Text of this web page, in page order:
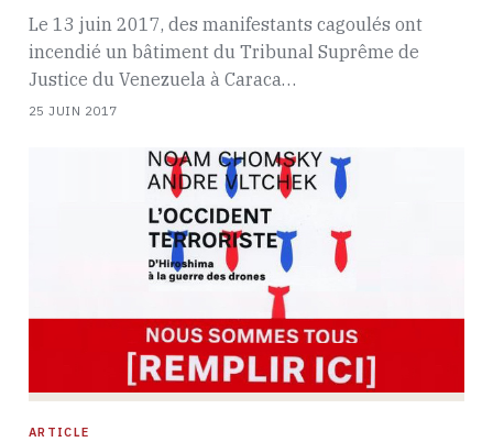
Le 13 juin 2017, des manifestants cagoulés ont
incendié un bâtiment du Tribunal Suprême de
Justice du Venezuela à Caraca…
25 JUIN 2017
ARTICLE